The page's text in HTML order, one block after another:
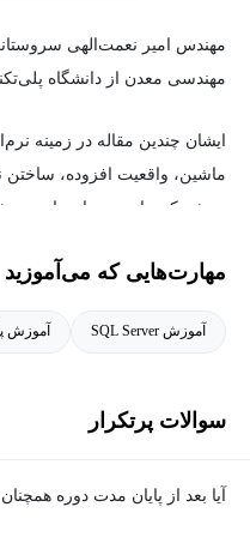
مهندس امیر نعمت‌الهی
مهندسی معدن از دانشگاه
ایشان چندین مقاله در زمینه
ماشین، واقعیت افزوده،
منتشر کرده‌اند و تعداد زیادی
مواردی مانند مهندسی معدن،
مهارت‌هایی که می‌آموزید
آموزش SQL Server آموزش
سوالات پرتکرار
آیا بعد از پایان مدت دوره